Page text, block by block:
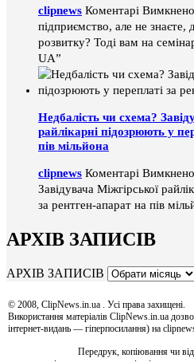
clipnews Коментарі Вимкнено
підприємство, але не знаєте,
розвитку? Тоді вам на
UA”
Недбалість чи схема?
райлікарні підозрюють у
пів мільйона
clipnews Коментарі Вимкнено
Завідувача Міжгірської
за рентген-апарат на пів
АРХІВ ЗАПИСІВ
АРХІВ ЗАПИСІВ
© 2008, ClipNews.in.ua . Усі права захищені.
Використання матеріалів ClipNews.in.ua
інтернет-видань — гіперпосилання) на
Передрук, копіювання чи